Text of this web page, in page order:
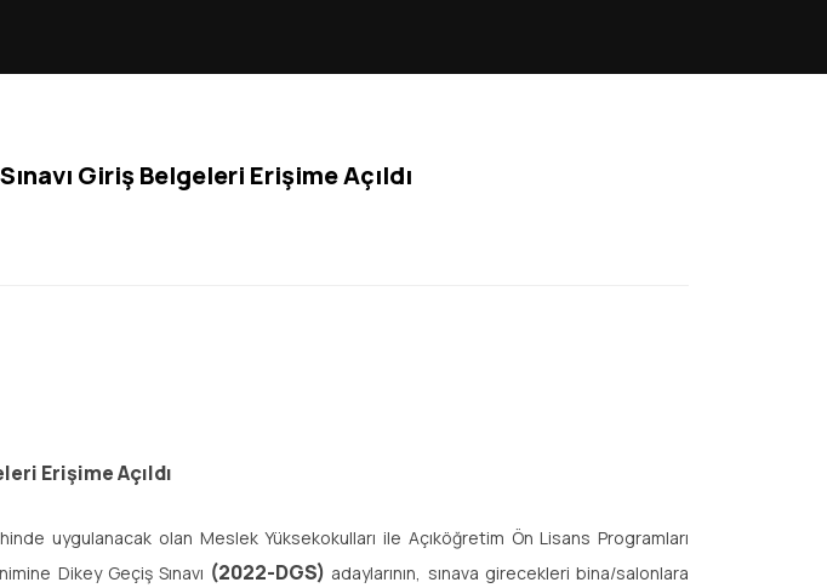
Giriş Belgeleri Erişime Açıldı
Erişime Açıldı
uygulanacak olan Meslek Yüksekokulları ile Açıköğretim Ön Lisans Programları
Dikey Geçiş Sınavı (2022-DGS) adaylarının, sınava girecekleri bina/salonlara